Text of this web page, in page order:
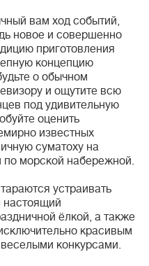
вам ход событий,
новое и совершенно
приготовления
концепцию
о обычном
и ощутите всю
под удивительную
оценить
известных
суматоху на
по морской набережной.
устраивать
настоящий
ёлкой, а также
красивым
конкурсами.